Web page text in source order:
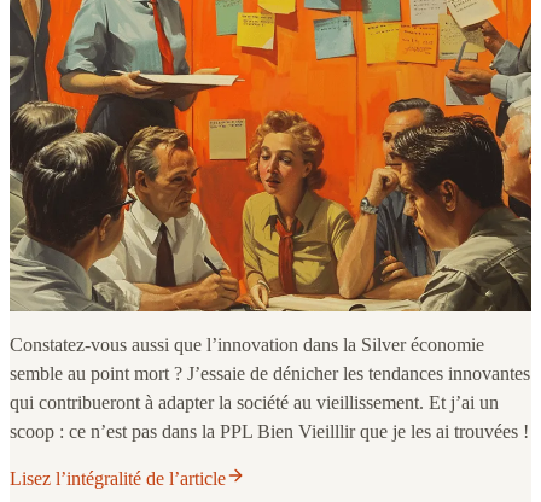
Constatez-vous aussi que l’innovation dans la Silver économie
semble au point mort ? J’essaie de dénicher les tendances innovantes
qui contribueront à adapter la société au vieillissement. Et j’ai un
scoop : ce n’est pas dans la PPL Bien Vieilllir que je les ai trouvées !
Lisez l’intégralité de l’article